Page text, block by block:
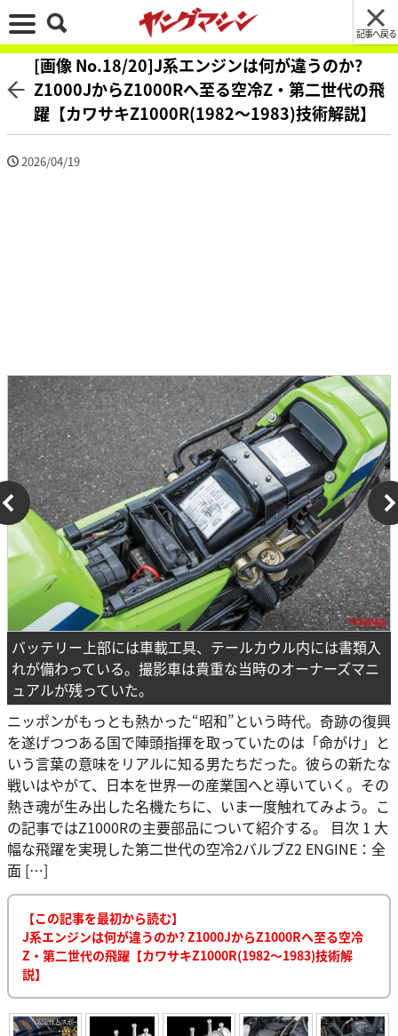
記事へ戻る
[画像 No.18/20]J系エンジンは何が違うのか?
Z1000JからZ1000Rへ至る空冷Z・第二世代の飛
躍【カワサキZ1000R(1982～1983)技術解説】
2026/04/19
バッテリー上部には車載工具、テールカウル内には書類入
れが備わっている。撮影車は貴重な当時のオーナーズマニ
ュアルが残っていた。
ニッポンがもっとも熱かった“昭和”という時代。奇跡の復興
を遂げつつある国で陣頭指揮を取っていたのは「命がけ」と
いう言葉の意味をリアルに知る男たちだった。彼らの新たな
戦いはやがて、日本を世界一の産業国へと導いていく。その
熱き魂が生み出した名機たちに、いま一度触れてみよう。こ
の記事ではZ1000Rの主要部品について紹介する。 目次 1 大
幅な飛躍を実現した第二世代の空冷2バルブZ2 ENGINE：全
面 […]
【この記事を最初から読む】
J系エンジンは何が違うのか? Z1000JからZ1000Rへ至る空冷
Z・第二世代の飛躍【カワサキZ1000R(1982～1983)技術解
説】